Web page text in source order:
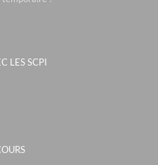
LES SCPI